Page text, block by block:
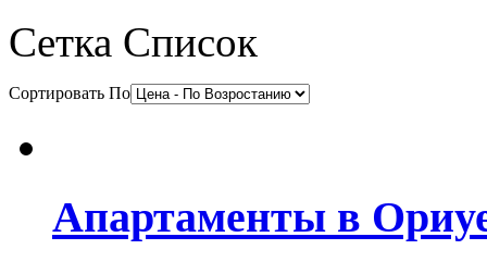
Сетка Список
Сортировать По
Апартаменты в